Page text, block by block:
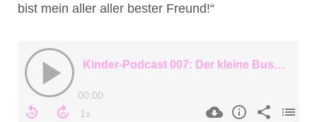
bist mein aller aller bester Freund!“